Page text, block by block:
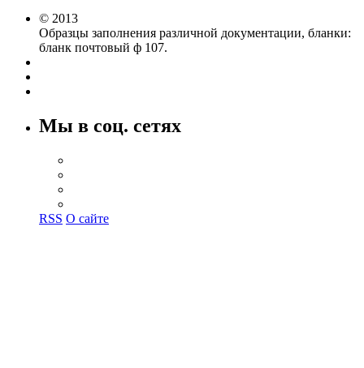
© 2013
Образцы заполнения различной документации, бланки:
бланк почтовый ф 107.
Мы в соц. сетях
RSS О сайте